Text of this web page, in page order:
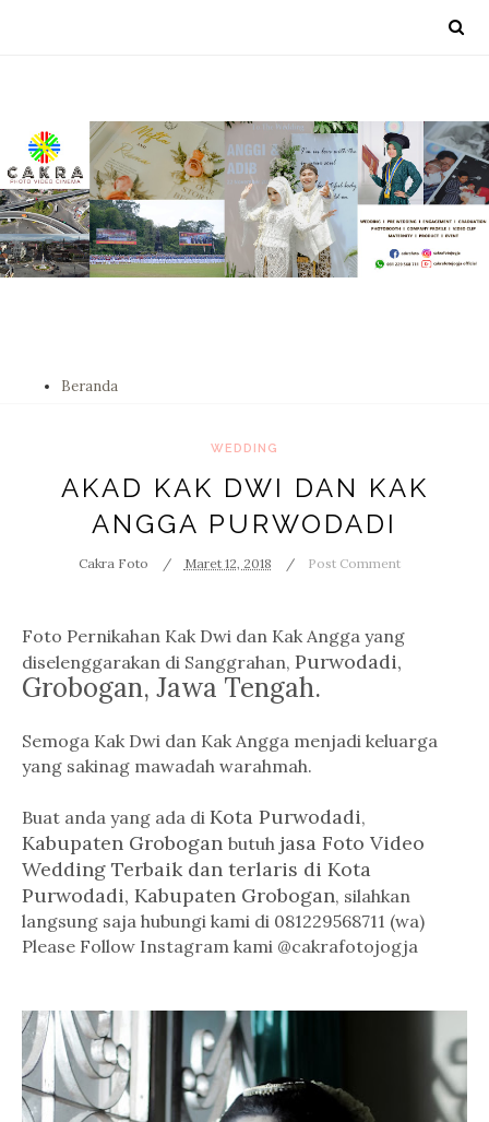
Beranda
WEDDING
AKAD KAK DWI DAN KAK
ANGGA PURWODADI
Cakra Foto Maret 12, 2018 Post Comment
Foto Pernikahan Kak Dwi dan Kak Angga yang
diselenggarakan di Sanggrahan, Purwodadi,
Grobogan, Jawa Tengah.
Semoga Kak Dwi dan Kak Angga menjadi keluarga
yang sakinag mawadah warahmah.
Buat anda yang ada di Kota Purwodadi,
Kabupaten Grobogan butuh jasa Foto Video
Wedding Terbaik dan terlaris di Kota
Purwodadi, Kabupaten Grobogan, silahkan
langsung saja hubungi kami di 081229568711 (wa)
Please Follow Instagram kami @cakrafotojogja